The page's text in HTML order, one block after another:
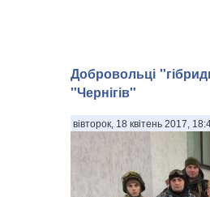
Добровольці
"Чернігів"
вівторок, 18 квітень 2017,